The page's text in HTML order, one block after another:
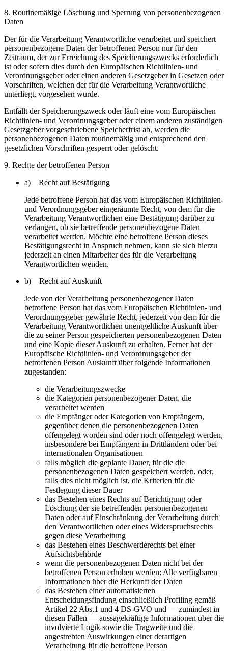
8. Routinemäßige Löschung und Sperrung von personenbezogenen
Daten
Der für die Verarbeitung Verantwortliche verarbeitet und speichert
personenbezogene Daten der betroffenen Person nur für den
Zeitraum, der zur Erreichung des Speicherungszwecks erforderlich
ist oder sofern dies durch den Europäischen Richtlinien- und
Verordnungsgeber oder einen anderen Gesetzgeber in Gesetzen oder
Vorschriften, welchen der für die Verarbeitung Verantwortliche
unterliegt, vorgesehen wurde.
Entfällt der Speicherungszweck oder läuft eine vom Europäischen
Richtlinien- und Verordnungsgeber oder einem anderen zuständigen
Gesetzgeber vorgeschriebene Speicherfrist ab, werden die
personenbezogenen Daten routinemäßig und entsprechend den
gesetzlichen Vorschriften gesperrt oder gelöscht.
9. Rechte der betroffenen Person
a) Recht auf Bestätigung
Jede betroffene Person hat das vom Europäischen Richtlinien-
und Verordnungsgeber eingeräumte Recht, von dem für die
Verarbeitung Verantwortlichen eine Bestätigung darüber zu
verlangen, ob sie betreffende personenbezogene Daten
verarbeitet werden. Möchte eine betroffene Person dieses
Bestätigungsrecht in Anspruch nehmen, kann sie sich hierzu
jederzeit an einen Mitarbeiter des für die Verarbeitung
Verantwortlichen wenden.
b) Recht auf Auskunft
Jede von der Verarbeitung personenbezogener Daten
betroffene Person hat das vom Europäischen Richtlinien- und
Verordnungsgeber gewährte Recht, jederzeit von dem für die
Verarbeitung Verantwortlichen unentgeltliche Auskunft über
die zu seiner Person gespeicherten personenbezogenen Daten
und eine Kopie dieser Auskunft zu erhalten. Ferner hat der
Europäische Richtlinien- und Verordnungsgeber der
betroffenen Person Auskunft über folgende Informationen
zugestanden:
die Verarbeitungszwecke
die Kategorien personenbezogener Daten, die
verarbeitet werden
die Empfänger oder Kategorien von Empfängern,
gegenüber denen die personenbezogenen Daten
offengelegt worden sind oder noch offengelegt werden,
insbesondere bei Empfängern in Drittländern oder bei
internationalen Organisationen
falls möglich die geplante Dauer, für die die
personenbezogenen Daten gespeichert werden, oder,
falls dies nicht möglich ist, die Kriterien für die
Festlegung dieser Dauer
das Bestehen eines Rechts auf Berichtigung oder
Löschung der sie betreffenden personenbezogenen
Daten oder auf Einschränkung der Verarbeitung durch
den Verantwortlichen oder eines Widerspruchsrechts
gegen diese Verarbeitung
das Bestehen eines Beschwerderechts bei einer
Aufsichtsbehörde
wenn die personenbezogenen Daten nicht bei der
betroffenen Person erhoben werden: Alle verfügbaren
Informationen über die Herkunft der Daten
das Bestehen einer automatisierten
Entscheidungsfindung einschließlich Profiling gemäß
Artikel 22 Abs.1 und 4 DS-GVO und — zumindest in
diesen Fällen — aussagekräftige Informationen über die
involvierte Logik sowie die Tragweite und die
angestrebten Auswirkungen einer derartigen
Verarbeitung für die betroffene Person